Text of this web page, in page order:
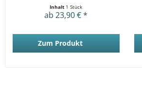
Inhalt 1 Stück
ab 23,90 € *
Zum Produkt